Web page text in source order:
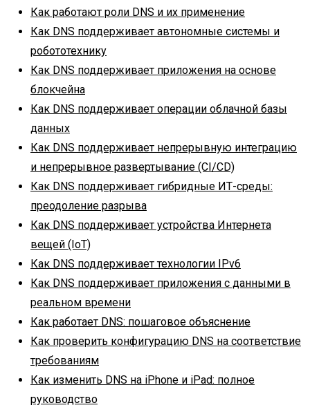
Как работают роли DNS и их применение
Как DNS поддерживает автономные системы и
робототехнику
Как DNS поддерживает приложения на основе
блокчейна
Как DNS поддерживает операции облачной базы
данных
Как DNS поддерживает непрерывную интеграцию
и непрерывное развертывание (CI/CD)
Как DNS поддерживает гибридные ИТ-среды:
преодоление разрыва
Как DNS поддерживает устройства Интернета
вещей (IoT)
Как DNS поддерживает технологии IPv6
Как DNS поддерживает приложения с данными в
реальном времени
Как работает DNS: пошаговое объяснение
Как проверить конфигурацию DNS на соответствие
требованиям
Как изменить DNS на iPhone и iPad: полное
руководство